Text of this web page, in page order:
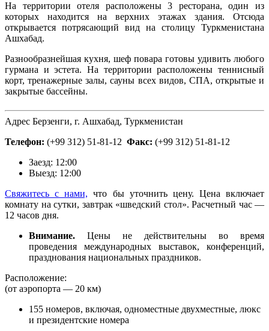
На территории отеля расположены 3 ресторана, один из
которых находится на верхних этажах здания. Отсюда
открывается потрясающий вид на столицу Туркменистана
Ашхабад.
Разнообразнейшая кухня, шеф повара готовы удивить любого
гурмана и эстета. На территории расположены теннисный
корт, тренажерные залы, сауны всех видов, СПА, открытые и
закрытые бассейны.
Aдрес Берзенги, г. Ашхабад, Туркменистан
Телефон: (+99 312) 51-81-12 Факс: (+99 312) 51-81-12
Заезд: 12:00
Выезд: 12:00
Свяжитесь с нами, что бы уточнить цену. Цена включает
комнату на сутки, завтрак «шведский стол». Расчетный час —
12 часов дня.
Внимание.
Цены не действительны во время
проведения международных выставок, конференций,
празднования национальных праздников.
Расположение:
(от аэропорта — 20 км)
155 номеров, включая, одноместные двухместные, люкс
и президентские номера